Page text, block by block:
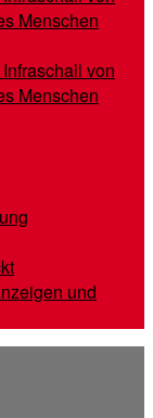
Menschen
von
Menschen
und